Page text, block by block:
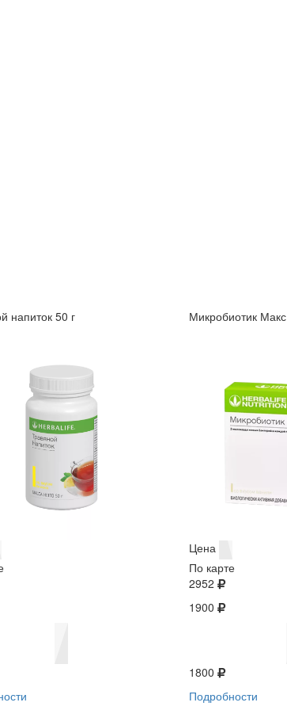
напиток 50 г
Микробиотик Макс
Цена
По карте
2952
1900
1800
Подробности